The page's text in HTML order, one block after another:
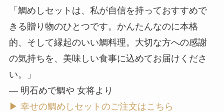
「鯛めしセットは、私が自信を持っておすすめで
きる贈り物のひとつです。かんたんなのに本格
的、そして縁起のいい鯛料理。大切な方への感謝
の気持ちを、美味しい食事に込めてお届けくださ
い。」
— 明石めで鯛や 女将より
▶ 幸せの鯛めしセットのご注文はこちら